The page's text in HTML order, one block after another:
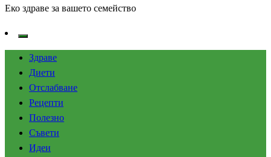
Еко здраве за вашето семейство
Здраве
Диети
Отслабване
Рецепти
Полезно
Съвети
Идеи